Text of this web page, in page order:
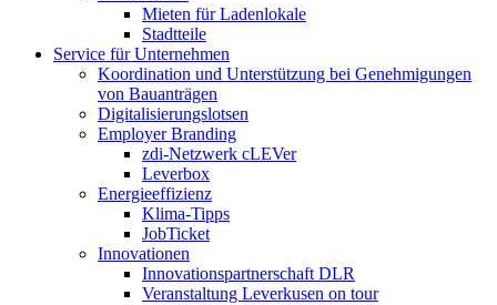
Mieten für Ladenlokale
Stadtteile
Service für Unternehmen
Koordination und Unterstützung bei Genehmigungen
von Bauanträgen
Digitalisierungslotsen
Employer Branding
zdi-Netzwerk cLEVer
Leverbox
Energieeffizienz
Klima-Tipps
JobTicket
Innovationen
Innovationspartnerschaft DLR
Veranstaltung Leverkusen on tour